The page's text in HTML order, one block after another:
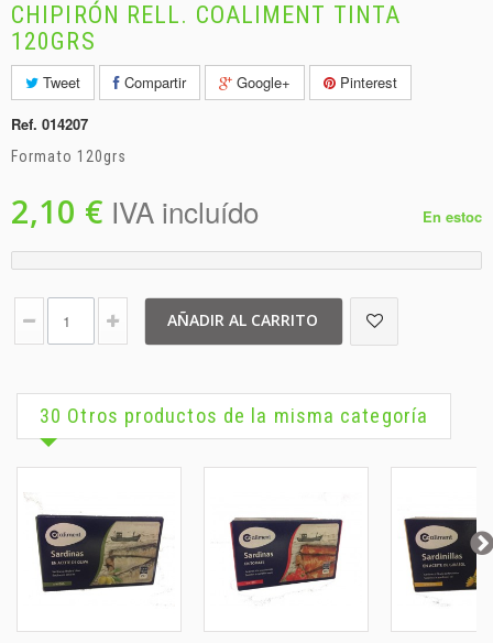
CHIPIRÓN RELL. COALIMENT TINTA
120GRS
Tweet Compartir Google+
Pinterest
Ref. 014207
Formato 120grs
2,10 € IVA incluído En estoc
AÑADIR AL CARRITO
30 Otros productos de la misma categoría